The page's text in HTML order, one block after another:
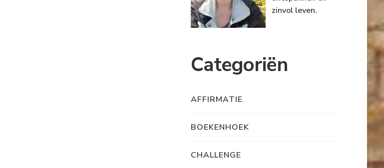
zinvol leven.
Categoriën
AFFIRMATIE
BOEKENHOEK
CHALLENGE